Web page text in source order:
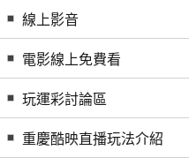
線上影音
電影線上免費看
玩運彩討論區
重慶酷映直播玩法介紹